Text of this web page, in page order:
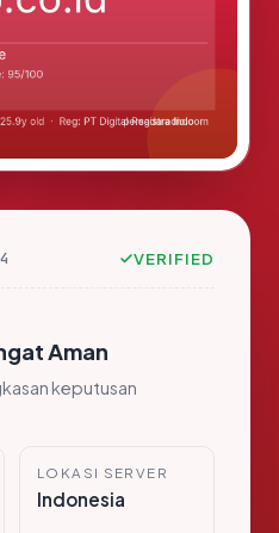
VERIFIED
Aman
keputusan
LOKASI SERVER
Indonesia